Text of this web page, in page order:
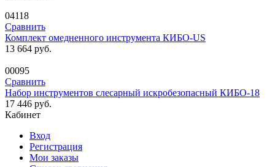
04118
Сравнить
Комплект омедненного инструмента КИБО-US
13 664 руб.
00095
Сравнить
Набор инструментов слесарный искробезопасный КИБО-18
17 446 руб.
Кабинет
Вход
Регистрация
Мои заказы